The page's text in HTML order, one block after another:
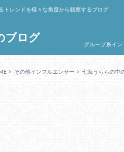
ブログ
トレンドを様々な角度から観察するブログ
グループ系イ
その他インフルエンサー 七海うららの中